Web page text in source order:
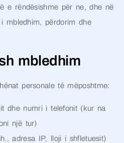
e rëndësishme për ne, dhe në
mbledhim, përdorim dhe
mbledhim
personale të mëposhtme:
dhe numri i telefonit (kur na
një tur)
adresa IP, lloji i shfletuesit)